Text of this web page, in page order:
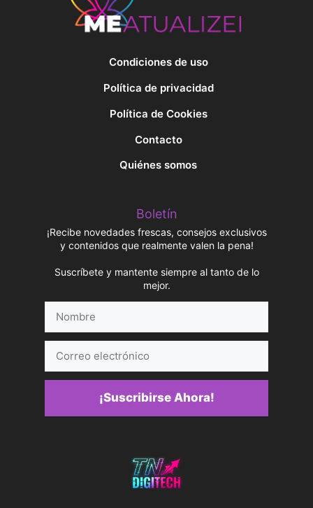
Condiciones de uso
Política de privacidad
Política de Cookies
Contacto
Quiénes somos
Boletín
¡Recibe novedades frescas, consejos exclusivos
y contenidos que realmente valen la pena!
Suscríbete y mantente siempre al tanto de lo
mejor.
electrónico
¡Suscribirse Ahora!